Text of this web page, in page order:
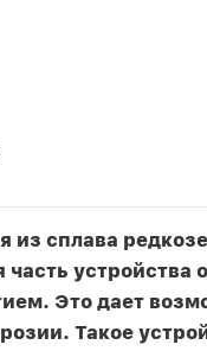
из сплава
устройства
Это дает
Такое